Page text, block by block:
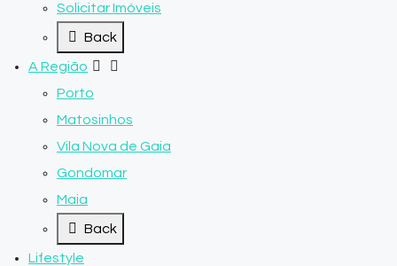
Solicitar Imóveis
Back
A Região
Porto
Matosinhos
Vila Nova de Gaia
Gondomar
Maia
Back
Lifestyle